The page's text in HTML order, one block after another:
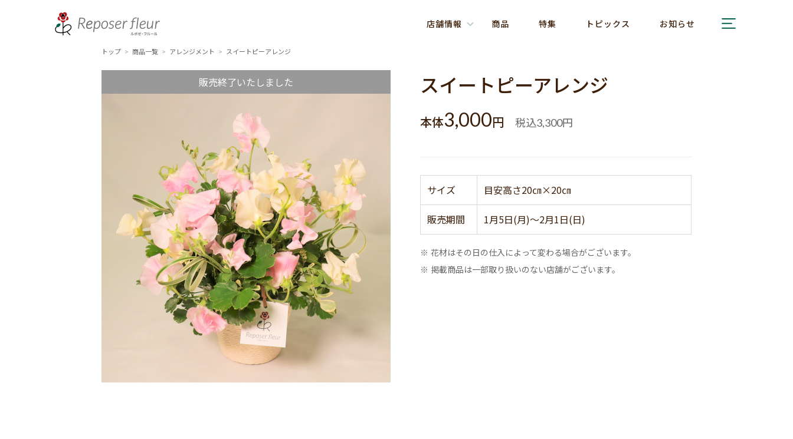
店舗情報 商品 特集 トピックス お知らせ
トップ > 商品一覧 > アレンジメント > スイートピーアレンジ
販売終了いたしました スイートピーアレンジ
本体3,000円 税込3,300円
サイズ 目安高さ20㎝×20㎝
販売期間 1月5日(月)～2月1日(日)
※ 花材はその日の仕入によって変わる場合がございます。
※ 掲載商品は一部取り扱いのない店舗がございます。